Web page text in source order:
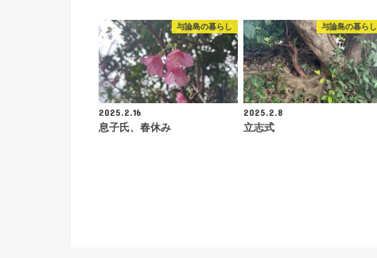
与論島の暮らし
2025.2.16
息子氏、春休み
与論島の暮らし
2025.2.8
立志式